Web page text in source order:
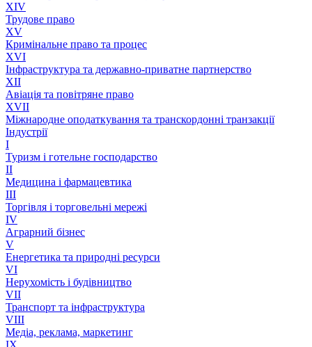
XIV
Трудове право
XV
Кримінальне право та процес
XVI
Інфраструктура та державно-приватне партнерство
XII
Авіація та повітряне право
XVII
Міжнародне оподаткування та транскордонні транзакції
Індустрії
I
Туризм і готельне господарство
II
Медицина і фармацевтика
III
Торгівля і торговельні мережі
IV
Аграрний бізнес
V
Енергетика та природні ресурси
VI
Нерухомість і будівництво
VII
Транспорт та інфраструктура
VIII
Медіа, реклама, маркетинг
IX